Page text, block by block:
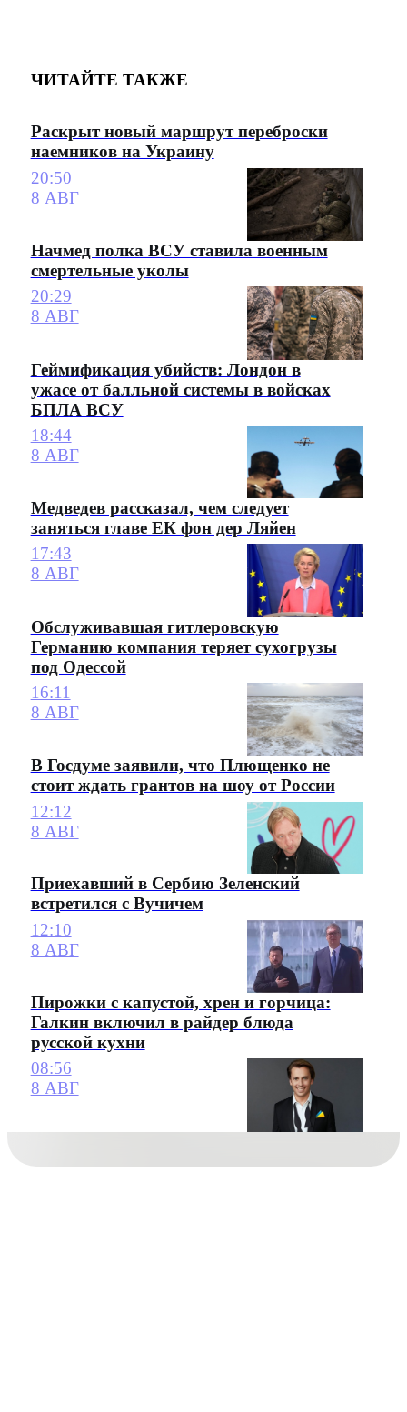
ЧИТАЙТЕ ТАКЖЕ
Раскрыт новый маршрут переброски
наемников на Украину
20:50
8 АВГ
Начмед полка ВСУ ставила военным
смертельные уколы
20:29
8 АВГ
Геймификация убийств: Лондон в
ужасе от балльной системы в войсках
БПЛА ВСУ
18:44
8 АВГ
Медведев рассказал, чем следует
заняться главе ЕК фон дер Ляйен
17:43
8 АВГ
Обслуживавшая гитлеровскую
Германию компания теряет сухогрузы
под Одессой
16:11
8 АВГ
В Госдуме заявили, что Плющенко не
стоит ждать грантов на шоу от России
12:12
8 АВГ
Приехавший в Сербию Зеленский
встретился с Вучичем
12:10
8 АВГ
Пирожки с капустой, хрен и горчица:
Галкин включил в райдер блюда
русской кухни
08:56
8 АВГ